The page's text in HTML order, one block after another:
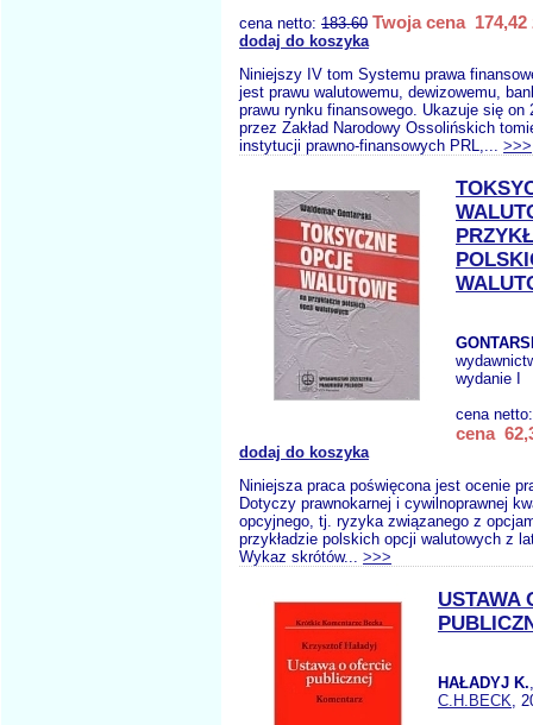
cena netto: 183.60 Twoja cena 174,42
dodaj do koszyka
Niniejszy IV tom Systemu prawa
jest prawu walutowemu, dewizowemu,
prawu rynku finansowego. Ukazuje się on
przez Zakład Narodowy Ossolińskich
instytucji prawno-finansowych PRL,... >>>
wydanie I
cena
cena
dodaj do koszyka
Niniejsza praca poświęcona jest ocenie
Dotyczy prawnokarnej i cywilnoprawnej
opcyjnego, tj. ryzyka związanego z
przykładzie polskich opcji walutowych z
Wykaz skrótów... >>>
USTAWA
HAŁADYJ K.
C.H.BECK,